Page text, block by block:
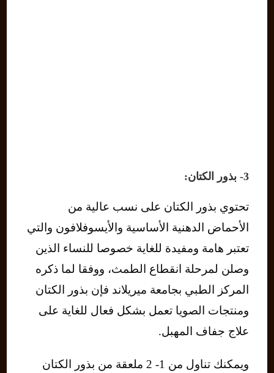
3- بذور الكتان:
تحتوي بذور الكتان على نسب عالية من
الأحماض الدهنية الأساسية والأيسوفلافون والتي
تعتبر هامة ومفيدة للغاية خصوصا للنساء الذين
وصلن لمرحلة انقطاع الطمث، ووفقا لما ذكره
المركز الطبي بجامعة ميريلاند فإن بذور الكتان
ومنتجات الصويا تعمل بشكل فعال للغاية على
علاج جفاف المهبل.
ويمكنك تناول من 1- 2 ملعقة من بذور الكتان